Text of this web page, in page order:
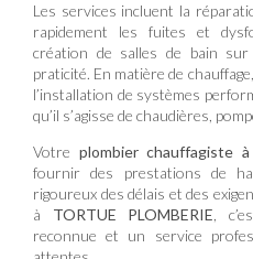
Les services incluent la
rapidement les fuites et
création de salles de bain
praticité. En matière de chauffage,
l’installation de systèmes
qu’il s’agisse de chaudières,
Votre plombier chauffagiste à
fournir des prestations de
rigoureux des délais et des
à TORTUE PLOMBERIE ,
reconnue et un service